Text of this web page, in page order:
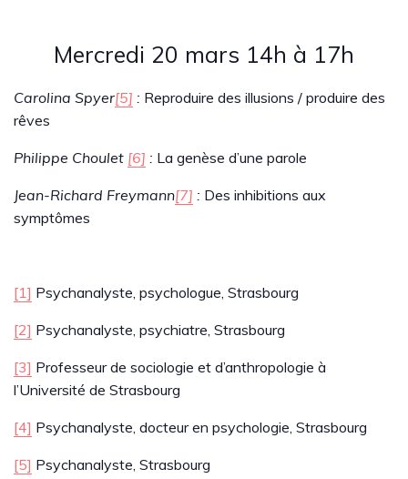
Mercredi 20 mars 14h à 17h
Carolina Spyer[5] : Reproduire des illusions / produire des
rêves
Philippe Choulet [6] : La genèse d’une parole
Jean-Richard Freymann[7] : Des inhibitions aux
symptômes
[1] Psychanalyste, psychologue, Strasbourg
[2] Psychanalyste, psychiatre, Strasbourg
[3] Professeur de sociologie et d’anthropologie à
l’Université de Strasbourg
[4] Psychanalyste, docteur en psychologie, Strasbourg
[5] Psychanalyste, Strasbourg